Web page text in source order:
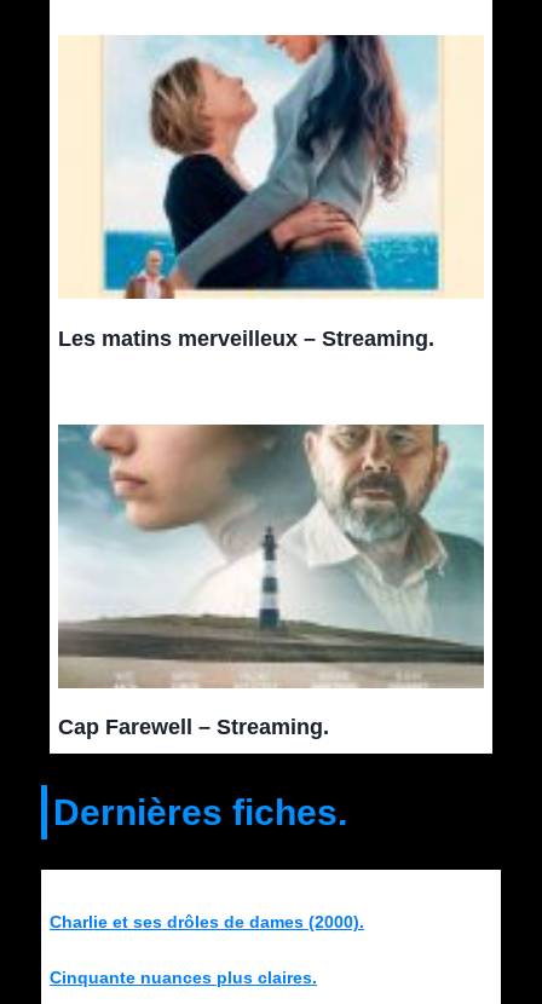
Les matins merveilleux – Streaming.
Cap Farewell – Streaming.
Dernières fiches.
Charlie et ses drôles de dames (2000).
Cinquante nuances plus claires.